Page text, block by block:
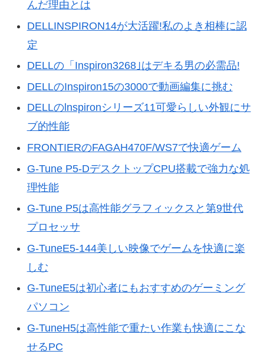
んだ理由とは
DELLINSPIRON14が大活躍!私のよき相棒に認
定
DELLの「Inspiron3268｣はデキる男の必需品!
DELLのInspiron15の3000で動画編集に挑む
DELLのlnspironシリーズ11可愛らしい外観にサ
ブ的性能
FRONTIERのFAGAH470F/WS7で快適ゲーム
G-Tune P5-DデスクトップCPU搭載で強力な処
理性能
G-Tune P5は高性能グラフィックスと第9世代
プロセッサ
G-TuneE5-144美しい映像でゲームを快適に楽
しむ
G-TuneE5は初心者にもおすすめのゲーミング
パソコン
G-TuneH5は高性能で重たい作業も快適にこな
せるPC